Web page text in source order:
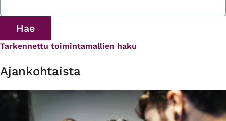
Tarkennettu toimintamallien haku
Ajankohtaista